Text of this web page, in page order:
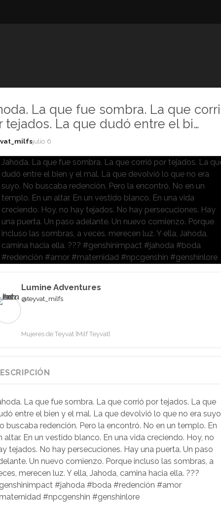
La que fue sombra. La que
tejados. La que dudó entre el bi…
julio 6
Jahoda. La que fue sombra. La que corrió por tejados. La
dudó entre el bien y el mal. La que devolvió lo que no era
suyo. No buscaba redención. Pero la encontró. No en un
templo. En un altar. En un vestido blanco. En una vida
creciendo. Hoy, no hay tejados. No hay persecuciones. Hay
una puerta. Un paso adelante. Un nuevo comienzo. Porque
incluso las sombras, a veces, merecen luz. Y ella, Jahoda,
camina hacia ella. ??? #genshinimpact #jahoda #boda
#redención #amor #maternidad #npcgenshin #genshinlore
Lumine Adventures
@teyvat_milfs
Mujeres de Teyvat [Milf Teyvat]
La que fue sombra. La que corrió por tejados. La que
entre el bien y el mal. La que devolvió lo que no era
buscaba redención. Pero la encontró. No en un templo. En
altar. En un vestido blanco. En una vida creciendo. Hoy, no
tejados. No hay persecuciones. Hay una puerta. Un paso
Un nuevo comienzo. Porque incluso las sombras, a
merecen luz. Y ella, Jahoda, camina hacia ella. ???
#jahoda #boda #redención #amor
#npcgenshin #genshinlore